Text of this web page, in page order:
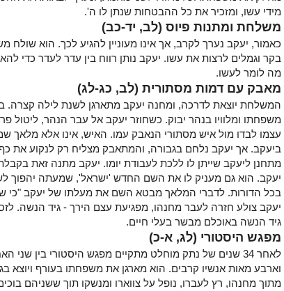
מידי עשו, ומזכיר את כל ההבטחות שנתן לו ה'.
משלחת ומתנות פיוס (לב, יד-כב)
כאמור, יעקב נערך לקרב, אך אינו מעוניין להגיע לכך. הוא שולח
בקר וגמלים לרצות את עשו. יעקב נותן רווח בין עדר לעדר כדי
מה לומר לעשו.
מאבק עם דמות מסתורית (לב, כג-לג)
המשלחת יוצאת לדרכה, ומחנה יעקב מתארגן לשנת לילה
משפחתו ומלוויו בנהר יבוק. כשחוזר יעקב אל עבר הנהר, ליטול
עצמו לבדו מול איש מסתורי הנאבק עמו. האיש, אינו אלא מלאך
ביעקב. אך יעקב נלחם בגבורה, והמתאבק מצליח רק לנקוע את
מתחנן ליעקב שייתן לו ללכת לעבודת יומו. יעקב מתנה זאת
יעקב. הוא גם מעניק לו את השם החדש 'ישראל', שמעתה יהפוך לשם
בכל הדורות. לדברי המלאך מבטא השם את מעלתו של יעקב "כי
יעקב צולע חזרה לעבר מחנהו, מפגיעת עצם הירך - גיד הנשה.
גיד הנשה באוכלם מבשר בעלי חיים.
מפגש היסטורי (לג, א-כ)
לאחר 34 שנים של נתק מוחלט מתקיים מפגש היסטורי בין
וארבע מאות אנשיו קרבים. הוא מארגן את משפחתו בעורף ויוצא
מתוך מחנהו, רץ לעברו, נופל על צווארו ומנשקו תוך ששניהם